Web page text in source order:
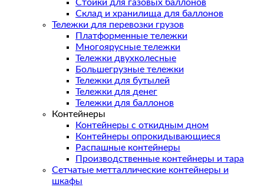
Стойки для газовых баллонов
Склад и хранилища для баллонов
Тележки для перевозки грузов
Платформенные тележки
Многоярусные тележки
Тележки двухколесные
Большегрузные тележки
Тележки для бутылей
Тележки для денег
Тележки для баллонов
Контейнеры
Контейнеры с откидным дном
Контейнеры опрокидывающиеся
Распашные контейнеры
Производственные контейнеры и тара
Сетчатые метталлические контейнеры и
шкафы